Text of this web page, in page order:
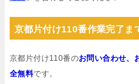
京都片付け110番作業完了ま
京都片付け110番のお問い合わせ、
全無料です。